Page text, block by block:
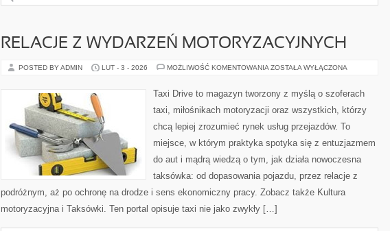
RELACJE Z WYDARZEŃ MOTORYZACYJNYCH
POSTED BY ADMIN LUT - 3 - 2026 MOŻLIWOŚĆ KOMENTOWANIA RELACJE
MOTORYZACYJNYCH
ZOSTAŁA WYŁĄCZONA
Taxi Drive to magazyn tworzony z myślą o szoferach
taxi, miłośnikach motoryzacji oraz wszystkich, którzy
chcą lepiej zrozumieć rynek usług przejazdów. To
miejsce, w którym praktyka spotyka się z entuzjazmem
do aut i mądrą wiedzą o tym, jak działa nowoczesna
taksówka: od dopasowania pojazdu, przez relacje z
podróżnym, aż po ochronę na drodze i sens ekonomiczny pracy. Zobacz także Kultura
motoryzacyjna i Taksówki. Ten portal opisuje taxi nie jako zwykły […]